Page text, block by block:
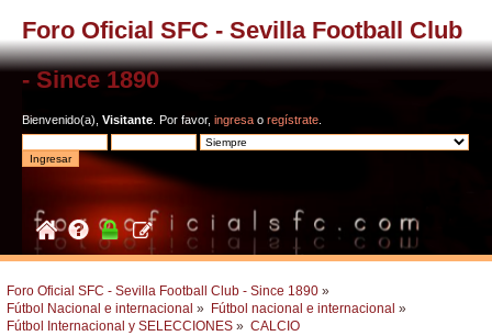
Foro Oficial SFC - Sevilla Football Club
- Since 1890
Bienvenido(a), Visitante . Por favor, ingresa o regístrate
Foro Oficial SFC - Sevilla Football Club - Since 1890 »
Fútbol Nacional e internacional » Fútbol nacional e internacional »
Fútbol Internacional y SELECCIONES » CALCIO